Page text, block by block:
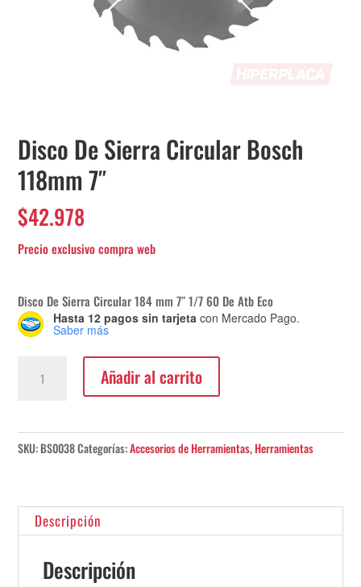
Disco De Sierra Circular Bosch
118mm 7″
$42.978
Disco De Sierra Circular 184 mm 7″ 1/7 60 De Atb Eco
Hasta 12 pagos sin tarjeta con Mercado Pago.
Saber más
Bosch
cantidad
Añadir al carrito
SKU:BS0038Categorías:Accesorios de Herramientas,Herramientas
Descripción
Descripción